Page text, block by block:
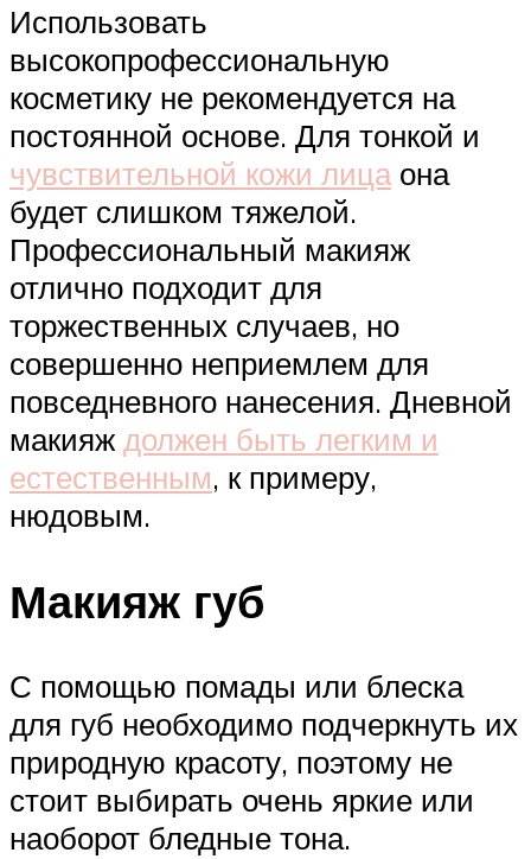
Использовать
высокопрофессиональную
косметику не рекомендуется на
постоянной основе. Для тонкой и
чувствительной кожи лица она
будет слишком тяжелой.
Профессиональный макияж
отлично подходит для
торжественных случаев, но
совершенно неприемлем для
повседневного нанесения. Дневной
макияж должен быть легким и
естественным, к примеру,
нюдовым.
Макияж губ
С помощью помады или блеска
для губ необходимо подчеркнуть их
природную красоту, поэтому не
стоит выбирать очень яркие или
наоборот бледные тона.